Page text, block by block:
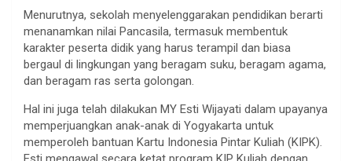
Menurutnya, sekolah menyelenggarakan pendidikan berarti
menanamkan nilai Pancasila, termasuk membentuk
karakter peserta didik yang harus terampil dan biasa
bergaul di lingkungan yang beragam suku, beragam agama,
dan beragam ras serta golongan.
Hal ini juga telah dilakukan MY Esti Wijayati dalam upayanya
memperjuangkan anak-anak di Yogyakarta untuk
memperoleh bantuan Kartu Indonesia Pintar Kuliah (KIPK).